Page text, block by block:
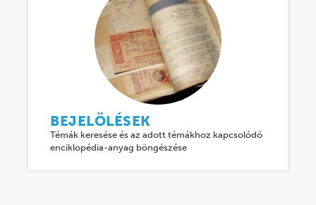
BEJELÖLÉSEK
Témák keresése és az adott témákhoz kapcsolódó
enciklopédia-anyag böngészése